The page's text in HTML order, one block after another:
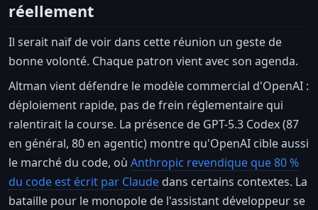
réellement
Il serait naïf de voir dans cette réunion un geste de
bonne volonté. Chaque patron vient avec son agenda.
Altman vient défendre le modèle commercial d'OpenAI :
déploiement rapide, pas de frein réglementaire qui
ralentirait la course. La présence de GPT-5.3 Codex (87
en général, 80 en agentic) montre qu'OpenAI cible aussi
le marché du code, où Anthropic revendique que 80 %
du code est écrit par Claude dans certains contextes. La
bataille pour le monopole de l'assistant développeur se